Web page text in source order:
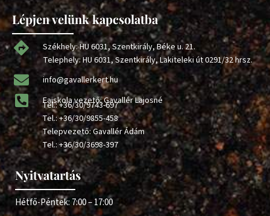
Lépjen velünk kapcsolatba
Székhely: HU 6031, Szentkirály, Béke u. 21.
Telephely: HU 6031, Szentkirály, Lakiteleki út 0291/32 hrsz.
info@gavallerkert.hu
Faiskola vezető: Gavallér Lajosné
Tel.:+36/30/9743-697
Tel.:+36/30/9855-458
Telepvezető: Gavallér Ádám
Tel.:+36/30/3698-397
Nyitvatartás
Hétfő-Péntek: 7:00 – 17:00